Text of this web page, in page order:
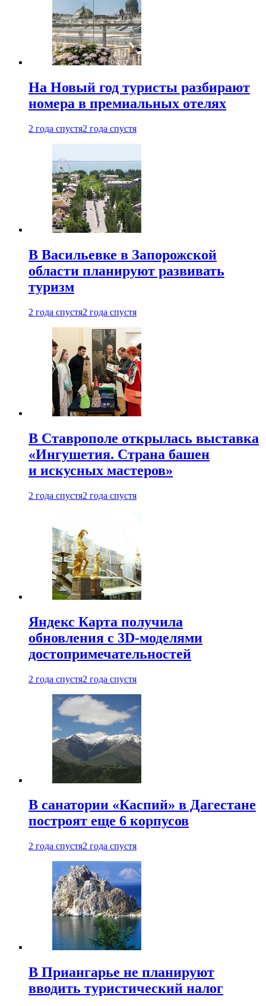
На Новый год туристы разбирают
номера в премиальных отелях
2 года спустя2 года спустя
В Васильевке в Запорожской
области планируют развивать
туризм
2 года спустя2 года спустя
В Ставрополе открылась выставка
«Ингушетия. Страна башен
и искусных мастеров»
2 года спустя2 года спустя
Яндекс Карта получила
обновления с 3D-моделями
достопримечательностей
2 года спустя2 года спустя
В санатории «Каспий» в Дагестане
построят еще 6 корпусов
2 года спустя2 года спустя
В Приангарье не планируют
вводить туристический налог